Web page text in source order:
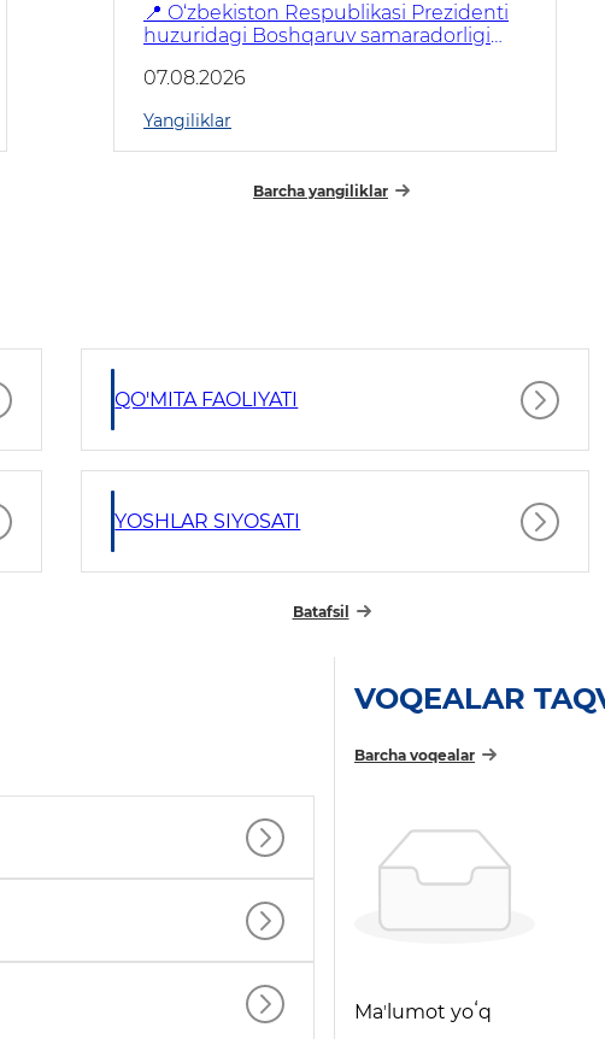
📍 O‘zbekiston Respublikasi Prezidenti
huzuridagi Boshqaruv samaradorligi
tashkilotlarining inson resurslarini
uchun tashkil etilgan amaliy o‘quv-
seminar o‘z ishini boshladi.
07.08.2026
Yangiliklar
Barcha yangiliklar
QO'MITA FAOLIYATI
YOSHLAR SIYOSATI
Batafsil
VOQEALAR
Barcha voqealar
Maʼlumot yoʻq